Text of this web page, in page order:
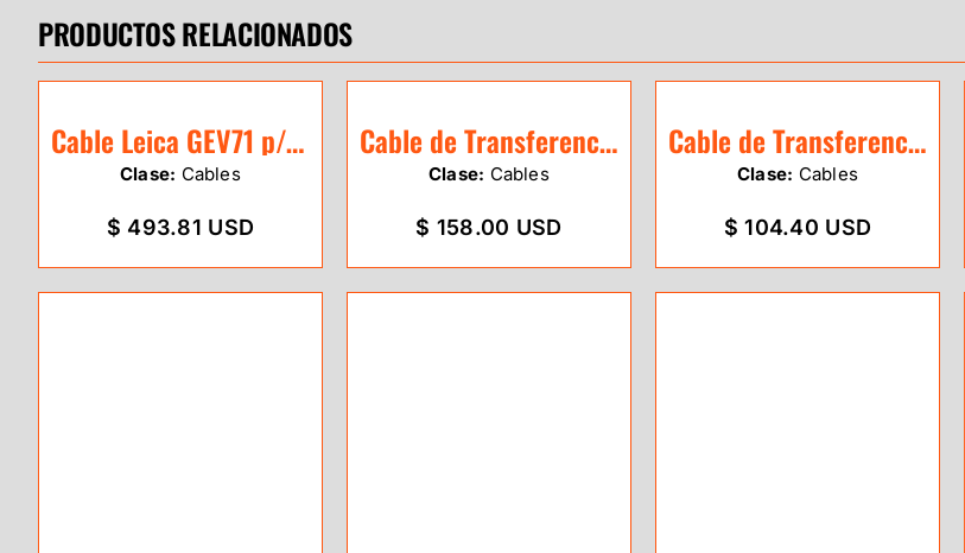
PRODUCTOS RELACIONADOS
Cable Leica GEV71 p/conectar a batería
Clase: Cables
$ 493.81 USD
Cable de Transferencia Sokkia/Topcon CX-
Clase: Cables
$ 158.00 USD
Cable de Transferencia Sokkia/Topcon
Clase: Cables
$ 104.40 USD